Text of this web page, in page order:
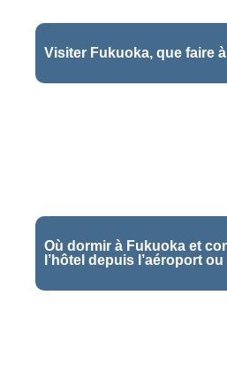
Visiter Fukuoka, que faire
Où dormir à Fukuoka et
l’hôtel depuis l’aéroport